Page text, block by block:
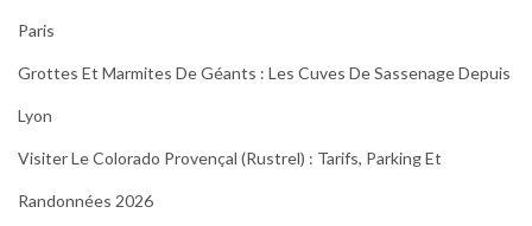
Paris
Grottes Et Marmites De Géants : Les Cuves De Sassenage Depuis
Lyon
Visiter Le Colorado Provençal (Rustrel) : Tarifs, Parking Et
Randonnées 2026